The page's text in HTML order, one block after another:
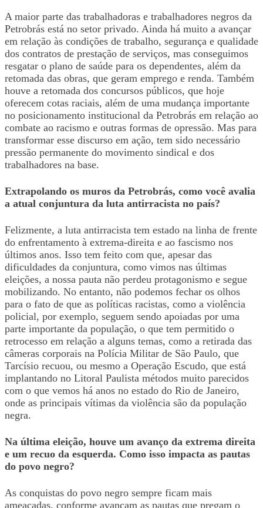
A maior parte das trabalhadoras e trabalhadores negros da
Petrobrás está no setor privado. Ainda há muito a avançar
em relação às condições de trabalho, segurança e qualidade
dos contratos de prestação de serviços, mas conseguimos
resgatar o plano de saúde para os dependentes, além da
retomada das obras, que geram emprego e renda. Também
houve a retomada dos concursos públicos, que hoje
oferecem cotas raciais, além de uma mudança importante
no posicionamento institucional da Petrobrás em relação ao
combate ao racismo e outras formas de opressão. Mas para
transformar esse discurso em ação, tem sido necessário
pressão permanente do movimento sindical e dos
trabalhadores na base.
Extrapolando os muros da Petrobrás, como você avalia
a atual conjuntura da luta antirracista no país?
Felizmente, a luta antirracista tem estado na linha de frente
do enfrentamento à extrema-direita e ao fascismo nos
últimos anos. Isso tem feito com que, apesar das
dificuldades da conjuntura, como vimos nas últimas
eleições, a nossa pauta não perdeu protagonismo e segue
mobilizando. No entanto, não podemos fechar os olhos
para o fato de que as políticas racistas, como a violência
policial, por exemplo, seguem sendo apoiadas por uma
parte importante da população, o que tem permitido o
retrocesso em relação a alguns temas, como a retirada das
câmeras corporais na Polícia Militar de São Paulo, que
Tarcísio recuou, ou mesmo a Operação Escudo, que está
implantando no Litoral Paulista métodos muito parecidos
com o que vemos há anos no estado do Rio de Janeiro,
onde as principais vítimas da violência são da população
negra.
Na última eleição, houve um avanço da extrema direita
e um recuo da esquerda. Como isso impacta as pautas
do povo negro?
As conquistas do povo negro sempre ficam mais
ameaçadas, conforme avançam as pautas que pregam o